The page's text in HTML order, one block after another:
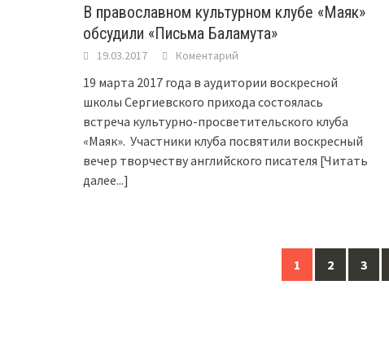
В православном культурном клубе «Маяк»
обсудили «Письма Баламута»
19.03.2017 Коментарий
19 марта 2017 года в аудитории воскресной
школы Сергиевского прихода состоялась
встреча культурно-просветительского клуба
«Маяк». Участники клуба посвятили воскресный
вечер творчеству английского писателя [Читать
далее...]
1 2 3